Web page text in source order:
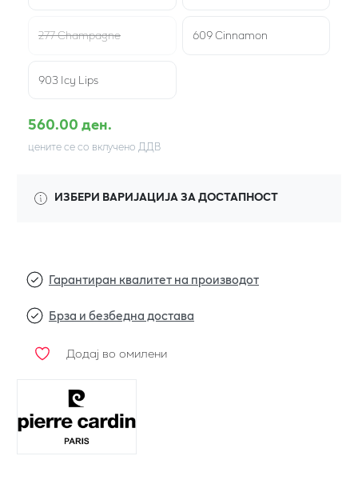
277 Champagne 609 Cinnamon
903 Icy Lips
560.00 ден.
цените се со вклучено ДДВ
ИЗБЕРИ ВАРИЈАЦИЈА ЗА ДОСТАПНОСТ
Гарантиран квалитет на производот
Брза и безбедна достава
Додај во омилени